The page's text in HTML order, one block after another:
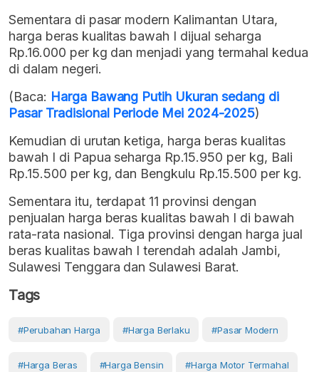
Sementara di pasar modern Kalimantan Utara,
harga beras kualitas bawah I dijual seharga
Rp.16.000 per kg dan menjadi yang termahal kedua
di dalam negeri.
(Baca: Harga Bawang Putih Ukuran sedang di
Pasar Tradisional Periode Mei 2024-2025)
Kemudian di urutan ketiga, harga beras kualitas
bawah I di Papua seharga Rp.15.950 per kg, Bali
Rp.15.500 per kg, dan Bengkulu Rp.15.500 per kg.
Sementara itu, terdapat 11 provinsi dengan
penjualan harga beras kualitas bawah I di bawah
rata-rata nasional. Tiga provinsi dengan harga jual
beras kualitas bawah I terendah adalah Jambi,
Sulawesi Tenggara dan Sulawesi Barat.
Tags
#Perubahan Harga #harga Berlaku #Pasar Modern
#Harga Beras #harga Bensin #harga Motor Termahal